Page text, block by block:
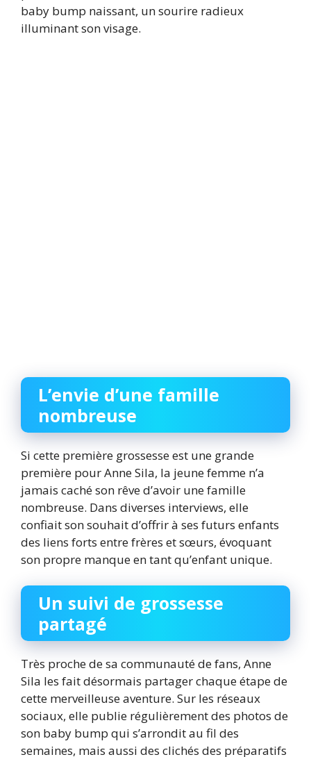
baby bump naissant, un sourire radieux
illuminant son visage.
L’envie d’une famille
nombreuse
Si cette première grossesse est une grande
première pour Anne Sila, la jeune femme n’a
jamais caché son rêve d’avoir une famille
nombreuse. Dans diverses interviews, elle
confiait son souhait d’offrir à ses futurs enfants
des liens forts entre frères et sœurs, évoquant
son propre manque en tant qu’enfant unique.
Un suivi de grossesse
partagé
Très proche de sa communauté de fans, Anne
Sila les fait désormais partager chaque étape de
cette merveilleuse aventure. Sur les réseaux
sociaux, elle publie régulièrement des photos de
son baby bump qui s’arrondit au fil des
semaines, mais aussi des clichés des préparatifs